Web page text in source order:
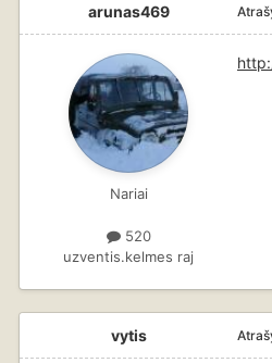
arunas469
Nariai
520
uzventis.kelmes raj
vytis